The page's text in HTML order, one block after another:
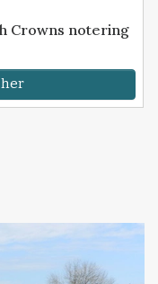
Crowns notering